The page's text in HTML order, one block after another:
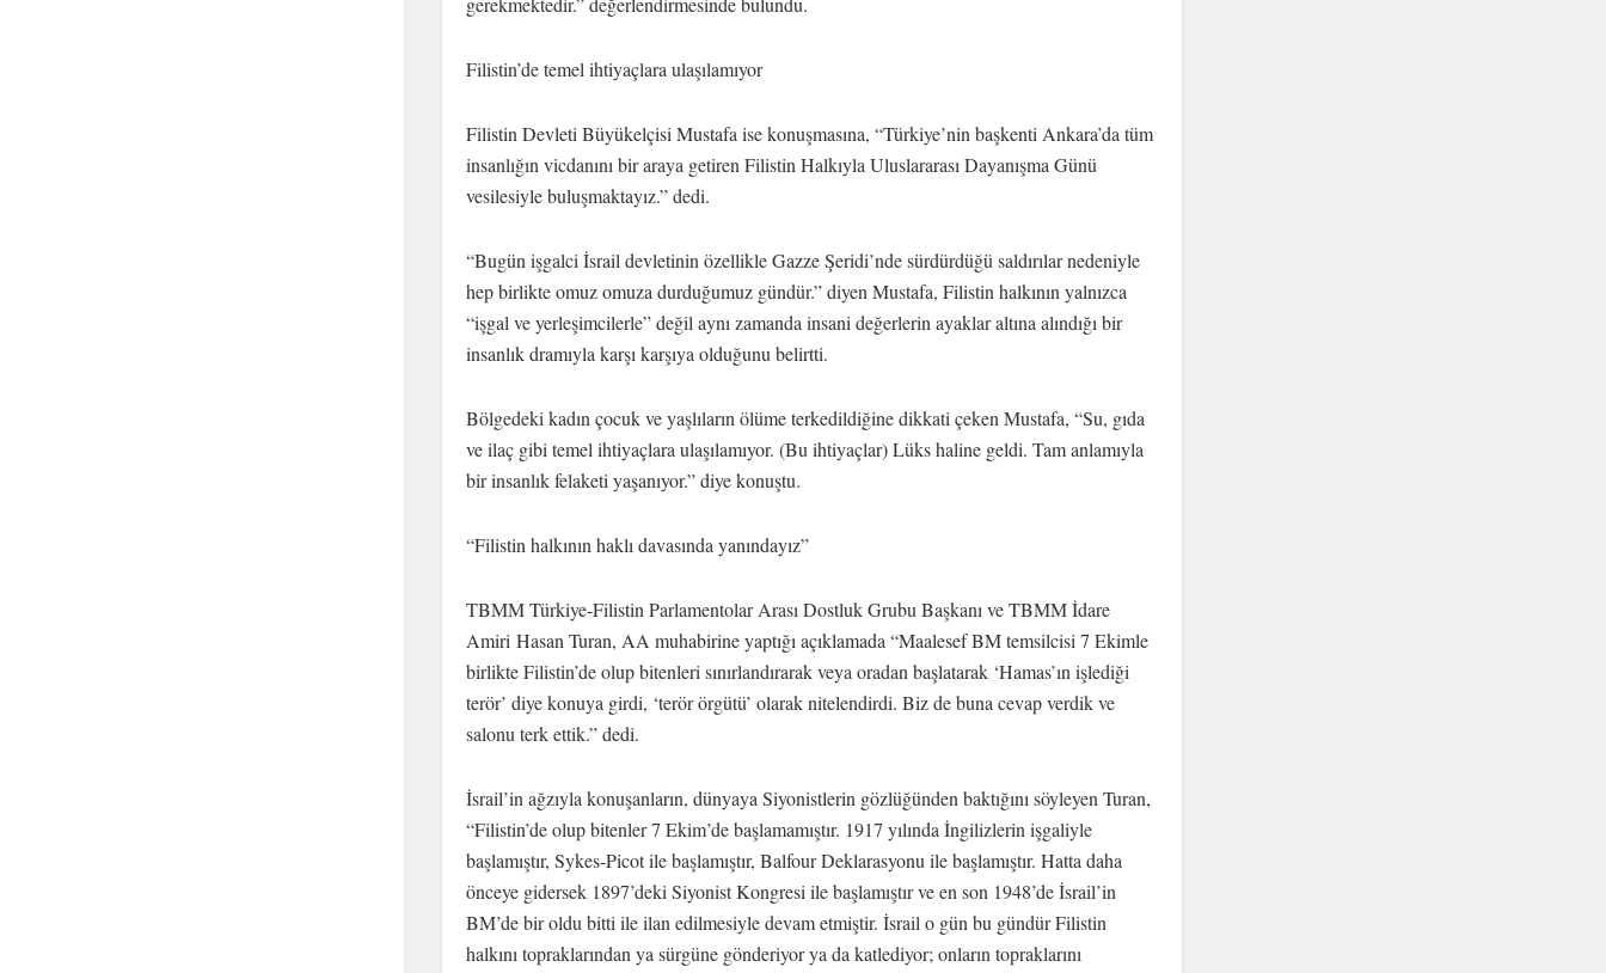
Filistin’de temel ihtiyaçlara ulaşılamıyor
Filistin Devleti Büyükelçisi Mustafa ise konuşmasına, “Türkiye’nin başkenti Ankara’da tüm
insanlığın vicdanını bir araya getiren Filistin Halkıyla Uluslararası Dayanışma Günü
vesilesiyle buluşmaktayız.” dedi.
“Bugün işgalci İsrail devletinin özellikle Gazze Şeridi’nde sürdürdüğü saldırılar nedeniyle
hep birlikte omuz omuza durduğumuz gündür.” diyen Mustafa, Filistin halkının yalnızca
“işgal ve yerleşimcilerle” değil aynı zamanda insani değerlerin ayaklar altına alındığı bir
insanlık dramıyla karşı karşıya olduğunu belirtti.
Bölgedeki kadın çocuk ve yaşlıların ölüme terkedildiğine dikkati çeken Mustafa, “Su, gıda
ve ilaç gibi temel ihtiyaçlara ulaşılamıyor. (Bu ihtiyaçlar) Lüks haline geldi. Tam anlamıyla
bir insanlık felaketi yaşanıyor.” diye konuştu.
“Filistin halkının haklı davasında yanındayız”
TBMM Türkiye-Filistin Parlamentolar Arası Dostluk Grubu Başkanı ve TBMM İdare
Amiri Hasan Turan, AA muhabirine yaptığı açıklamada “Maalesef BM temsilcisi 7 Ekimle
birlikte Filistin’de olup bitenleri sınırlandırarak veya oradan başlatarak ‘Hamas’ın işlediği
terör’ diye konuya girdi, ‘terör örgütü’ olarak nitelendirdi. Biz de buna cevap verdik ve
salonu terk ettik.” dedi.
İsrail’in ağzıyla konuşanların, dünyaya Siyonistlerin gözlüğünden baktığını söyleyen Turan,
“Filistin’de olup bitenler 7 Ekim’de başlamamıştır. 1917 yılında İngilizlerin işgaliyle
başlamıştır, Sykes-Picot ile başlamıştır, Balfour Deklarasyonu ile başlamıştır. Hatta daha
önceye gidersek 1897’deki Siyonist Kongresi ile başlamıştır ve en son 1948’de İsrail’in
BM’de bir oldu bitti ile ilan edilmesiyle devam etmiştir. İsrail o gün bu gündür Filistin
halkını topraklarından ya sürgüne gönderiyor ya da katlediyor; onların topraklarını